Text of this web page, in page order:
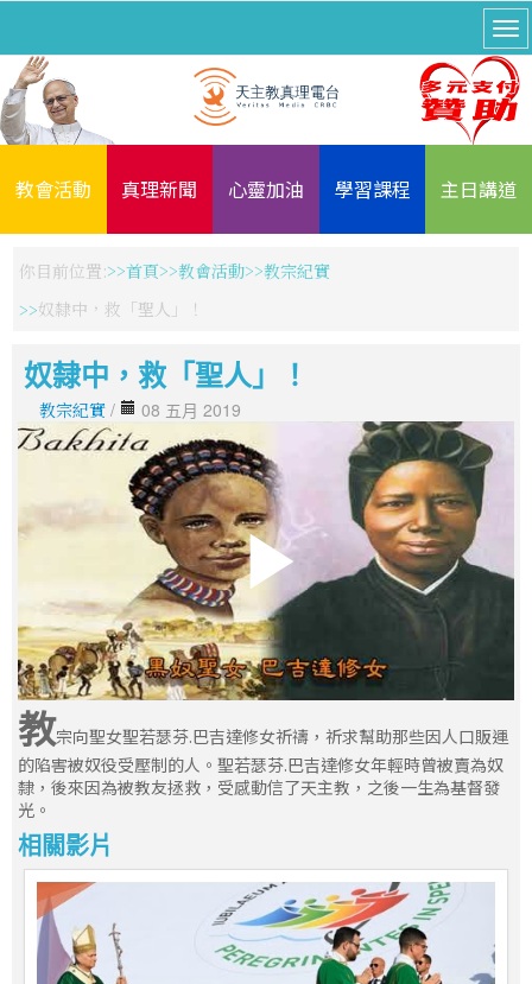
教會活動 真理新聞 心靈加油 學習課程 主日講道
你目前位置: 首頁 教會活動
教宗紀實
奴隸中，救「聖人」！
奴隸中，救「聖人」！
教宗紀實 / 08 五月 2019
教宗向聖女聖若瑟芬.巴吉達修女祈禱，祈求幫助那些因人口販運
的陷害被奴役受壓制的人。聖若瑟芬.巴吉達修女年輕時曾被賣為奴
隸，後來因為被教友拯救，受感動信了天主教，之後一生為基督發
光。
相關影片